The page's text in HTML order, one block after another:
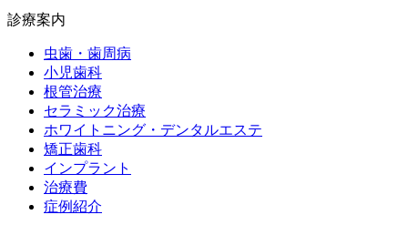
診療案内
虫歯・歯周病
小児歯科
根管治療
セラミック治療
ホワイトニング・デンタルエステ
矯正歯科
インプラント
治療費
症例紹介